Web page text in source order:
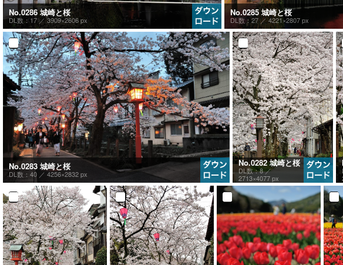
No.0286 城崎と桜
DL数：17 ／3909×2606 px
No.0285 城崎と桜
DL数：27 ／4221×2807 px
No.0283 城崎と桜
DL数：40 ／ 4256×2832 px
No.0282 城崎と桜
DL数：8 ／
2713×4077 px